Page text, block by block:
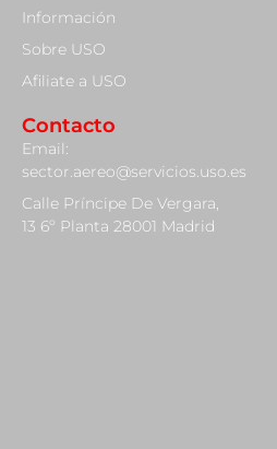
Información
Sobre USO
Afiliate a USO
Contacto
Email:
sector.aereo@servicios.uso.es
Calle Príncipe De Vergara,
13 6º Planta 28001 Madrid